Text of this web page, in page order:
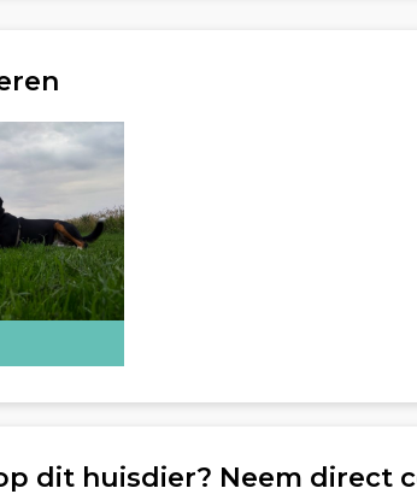
dit huisdier? Neem direct